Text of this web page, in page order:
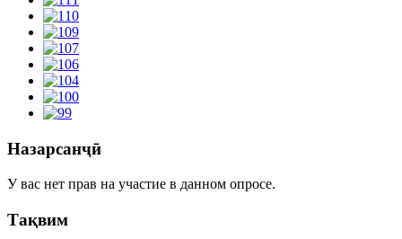
Назарсанҷӣ
У вас нет прав на участие в данном опросе.
Тақвим